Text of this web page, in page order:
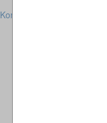
Kontakt